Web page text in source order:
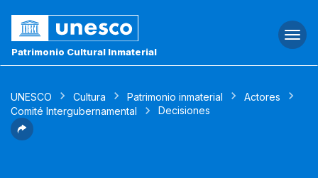
Patrimonio Cultural Inmaterial
UNESCO Cultura Patrimonio inmaterial
Actores
Comité Intergubernamental
Decisiones